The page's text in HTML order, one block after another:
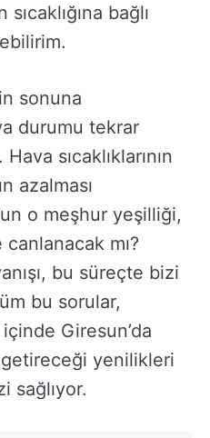
bağlı
sonuna
durumu tekrar
sıcaklıklarının
azalması
o meşhur yeşilliği,
mı?
bu süreçte bizi
bu sorular,
Giresun’da
yenilikleri
sağlıyor.